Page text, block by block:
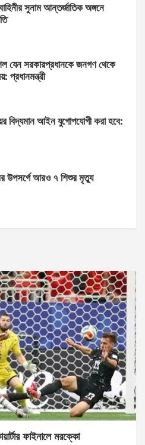
সুনাম আন্তর্জাতিক অঙ্গনে
যেন সরকারপ্রধানকে জনগণ থেকে
প্রধানমন্ত্রী
বিদ্যমান আইন যুগোপযোগী করা হবে:
উপসর্গে আরও ৭ শিশুর মৃত্যু
ফাইনালে মরক্কো